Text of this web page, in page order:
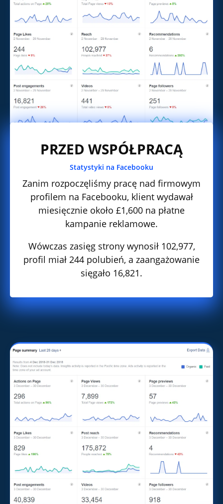
PRZED WSPÓŁPRACĄ
Statystyki na Facebooku
Zanim rozpoczęliśmy pracę nad firmowym
profilem na Facebooku, klient wydawał
miesięcznie około £1,600 na płatne
kampanie reklamowe.
Wówczas zasięg strony wynosił 102,977,
profil miał 244 polubień, a zaangażowanie
sięgało 16,821.